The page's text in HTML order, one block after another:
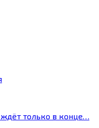
ждёт только в конце…